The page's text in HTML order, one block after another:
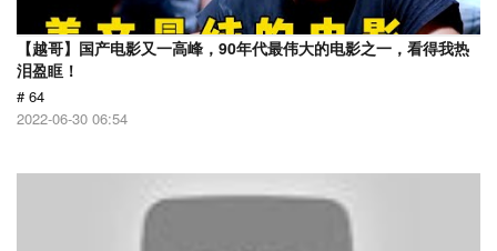
【越哥】国产电影又一高峰，90年代最伟大的电影之一，看得我热
泪盈眶！
# 64
2022-06-30 06:54